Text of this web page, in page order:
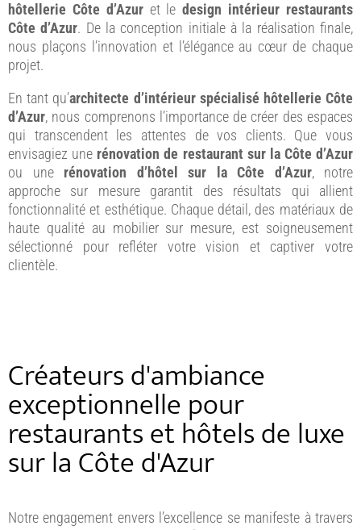
hôtellerie Côte d’Azuret ledesign intérieur restaurants
Côte d’Azur. De la conception initiale à la réalisation finale,
nous plaçons l’innovation et l’élégance au cœur de chaque
projet.
En tant qu’architecte d’intérieur spécialisé hôtellerie Côte
d’Azur, nous comprenons l’importance de créer des espaces
qui transcendent les attentes de vos clients. Que vous
envisagiez une rénovation de restaurant sur la Côte d’Azur
ou une rénovation d’hôtel sur la Côte d’Azur, notre
approche sur mesure garantit des résultats qui allient
fonctionnalité et esthétique. Chaque détail, des matériaux de
haute qualité au mobilier sur mesure, est soigneusement
sélectionné pour refléter votre vision et captiver votre
clientèle.
Créateurs d'ambiance
exceptionnelle pour
restaurants et hôtels de luxe
sur la Côte d'Azur
Notre engagement envers l’excellence se manifeste à travers